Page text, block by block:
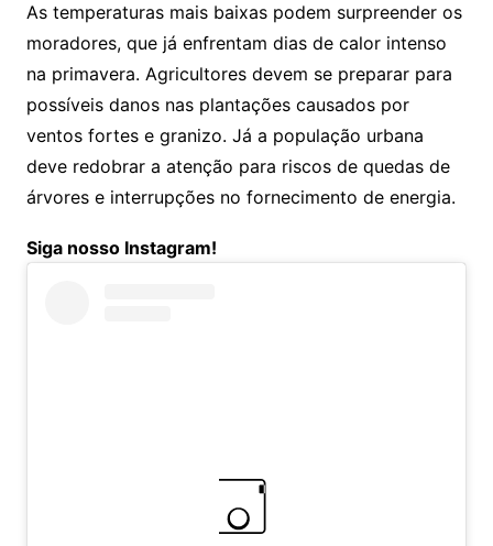
As temperaturas mais baixas podem surpreender os
moradores, que já enfrentam dias de calor intenso
na primavera. Agricultores devem se preparar para
possíveis danos nas plantações causados por
ventos fortes e granizo. Já a população urbana
deve redobrar a atenção para riscos de quedas de
árvores e interrupções no fornecimento de energia.
Siga nosso Instagram!